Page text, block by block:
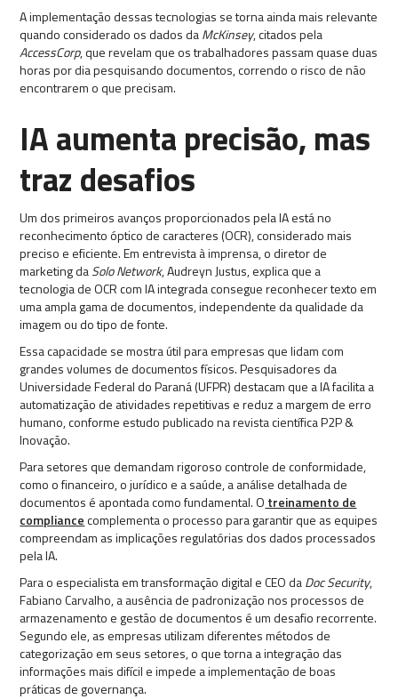
A implementação dessas tecnologias se torna ainda mais relevante
quando considerado os dados daMcKinsey, citados pela
AccessCorp, que revelam que os trabalhadores passam quase duas
horas por dia pesquisando documentos, correndo o risco de não
encontrarem o que precisam.
IA aumenta precisão, mas
traz desafios
Um dos primeiros avanços proporcionados pela IA está no
reconhecimento óptico de caracteres (OCR), considerado mais
preciso e eficiente. Em entrevista à imprensa, o diretor de
marketing daSolo Network, Audreyn Justus, explica que a
tecnologia de OCR com IA integrada consegue reconhecer texto em
uma ampla gama de documentos, independente da qualidade da
imagem ou do tipo de fonte.
Essa capacidade se mostra útil para empresas que lidam com
grandes volumes de documentos físicos. Pesquisadores da
Universidade Federal do Paraná (UFPR) destacam que a IA facilita a
automatização de atividades repetitivas e reduz a margem de erro
humano, conforme estudo publicado na revista científica P2P &
Inovação.
Para setores que demandam rigoroso controle de conformidade,
como o financeiro, o jurídico e a saúde, a análise detalhada de
documentos é apontada como fundamental. O treinamento de
compliancecomplementa o processo para garantir que as equipes
compreendam as implicações regulatórias dos dados processados
pela IA.
Para o especialista em transformação digital e CEO daDoc Security,
Fabiano Carvalho, a ausência de padronização nos processos de
armazenamento e gestão de documentos é um desafio recorrente.
Segundo ele, as empresas utilizam diferentes métodos de
categorização em seus setores, o que torna a integração das
informações mais difícil e impede a implementação de boas
práticas de governança.